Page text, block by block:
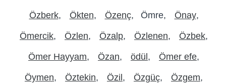
Özberk Ökten Özenç Ömre Önay
Ömercik Özlen Özalp Özlenen Özbek
Ömer Hayyam Özan ödül Ömer efe
Öymen Öztekin Özil Özgüç Özgem